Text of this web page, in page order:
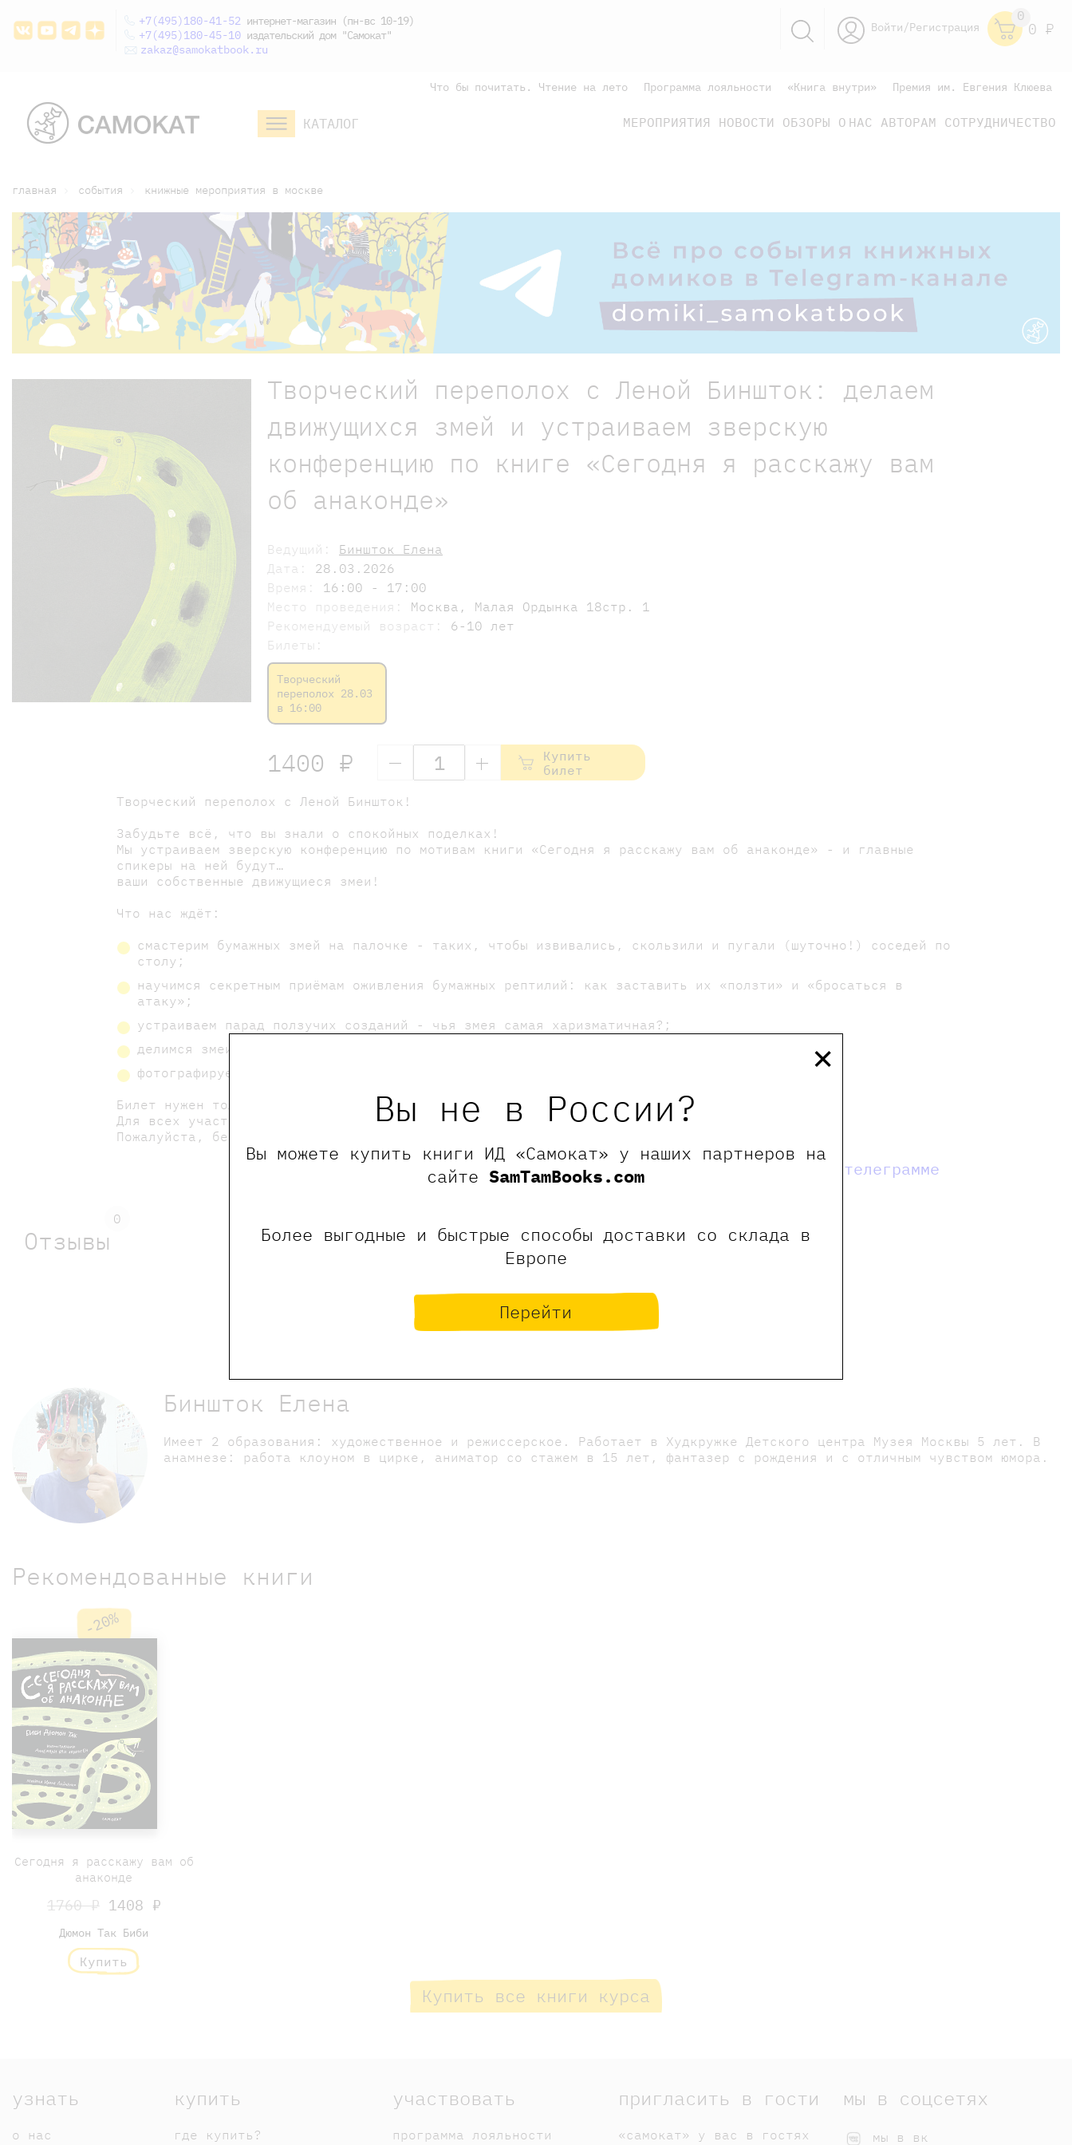
Вы не в России?
Вы можете купить книги ИД «Самокат» у наших партнеров на
сайтеSamTamBooks.com
Более выгодные и быстрые способы доставки со склада в
Европе
Перейти
×
+7(495)180-41-52 интернет-магазин (пн-вс 10-19)
+7(495)180-45-10 издательский дом "Самокат"
zakaz@samokatbook.ru
Войти/Регистрация
0
0 Р
Что бы почитать. Чтение на лето Программа лояльности «Книга внутри» Премия им. Евгения Клюева
КАТАЛОГ МЕРОПРИЯТИЯ НОВОСТИ ОБЗОРЫ О НАС АВТОРАМ СОТРУДНИЧЕСТВО
дошкольникам
главная события книжные мероприятия в москве
Творческий переполох с Леной Биншток: делаем
движущихся змей и устраиваем зверскую
конференцию по книге «Сегодня я расскажу вам
об анаконде»
Ведущий: Биншток Елена
Дата: 28.03.2026
Время: 16:00 - 17:00
Место проведения: Москва, Малая Ордынка 18стр. 1
Рекомендуемый возраст: 6-10 лет
Билеты:
Творческий
переполох 28.03
в 16:00
1400 ₽
Купить
билет
Творческий переполох с Леной Биншток!
Забудьте всё, что вы знали о спокойных поделках!
Мы устраиваем зверскую конференцию по мотивам книги «Сегодня я расскажу вам об анаконде» - и главные
спикеры на ней будут…
ваши собственные движущиеся змеи!
Что нас ждёт:
смастерим бумажных змей на палочке - таких, чтобы извивались, скользили и пугали (шуточно!) соседей по
столу;
научимся секретным приёмам оживления бумажных рептилий: как заставить их «ползти» и «бросаться в
атаку»;
устраиваем парад ползучих созданий - чья змея самая харизматичная?;
делимся змеиными байками и придумываем им имена (обязательно грозные или очень смешные);
фотографируемся с армией своих творений — пусть весь мир трепещет (от умиления).
Билет нужен только для юного укротителя змей.
Для всех участников - скидка на рекомендуемую книгу 25%
Пожалуйста, берите с собой сменную обувь.
мы в телеграмме
Отзывы
0
Оставить отзыв
Биншток Елена
Имеет 2 образования: художественное и режиссерское. Работает в Худкружке Детского центра Музея Москвы 5 лет. В
анамнезе: работа клоуном в цирке, аниматор со стажем в 15 лет, фантазер с рождения и с отличным чувством юмора.
Рекомендованные книги
-20%
Сегодня я расскажу вам об
анаконде
1760 ₽1408 ₽
Дюмон Так Биби
Купить
Купить все книги курса
узнать
о нас
купить
где купить?
участвовать
программа лояльности
пригласить в гости
«самокат» у вас в гостях
мы в соцсетях
мы в вк